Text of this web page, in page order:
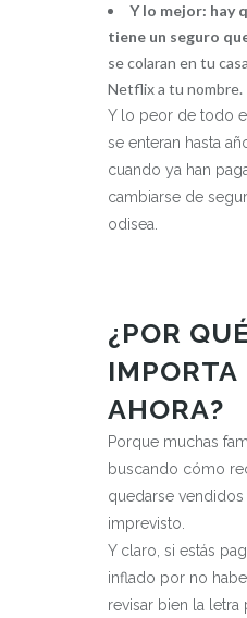
Y lo mejor: hay
tiene un seguro
se colaran en tu
Netflix a tu nombre.
Y lo peor de todo
se enteran hasta
cuando ya han
cambiarse de
odisea.
¿POR
IMPORTA
AHORA?
Porque muchas
buscando cómo
quedarse vendidos
imprevisto.
Y claro, si estás
inflado por no
revisar bien la letra